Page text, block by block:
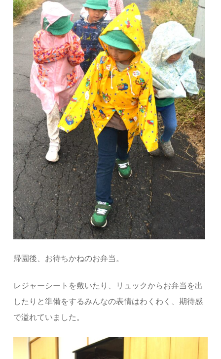
帰園後、お待ちかねのお弁当。
レジャーシートを敷いたり、リュックからお弁当を出
したりと準備をするみんなの表情はわくわく、期待感
で溢れていました。